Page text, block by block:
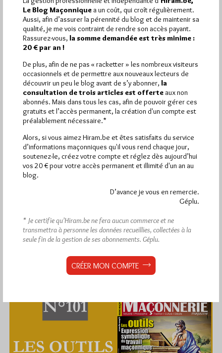
Hier samedi 8 août 2026, Hiram.be a reçu1 698 visites
et2 926 pages ont été lues (Source : Pirsch.io)
Quels sont les articles les plus lus du blog ?
Abonnement aux Newsletters - RSS
Le Blog Maçonnique a un coût, qui croît régulièrement.
Aussi, afin d’assurer la pérennité du blog et de maintenir sa
qualité, je me vois contraint de rendre son accès payant.
Rassurez-vous, la somme demandée est très minime :
20 € par an !
De plus, afin de ne pas « racketter » les nombreux visiteurs
occasionnels et de permettre aux nouveaux lecteurs de
découvrir un peu le blog avant de s’y abonner, la
consultation de trois articles est offerte aux non
abonnés. Mais dans tous les cas, afin de pouvoir gérer ces
gratuits et l’accès permanent, la création d'un compte est
préalablement nécessaire.*
Alors, si vous aimez Hiram.be et êtes satisfaits du service
d’informations maçonniques qu'il vous rend chaque jour,
soutenez-le, créez votre compte et réglez dès aujourd’hui
vos 20 € pour votre accès permanent et illimité d'un an au
blog.
D’avance je vous en remercie.
Géplu.
* Je certifie qu’Hiram.be ne fera aucun commerce et ne
transmettra à personne les données recueillies, collectées à la
seule fin de la gestion de ses abonnements. Géplu.
CRÉER MON COMPTE